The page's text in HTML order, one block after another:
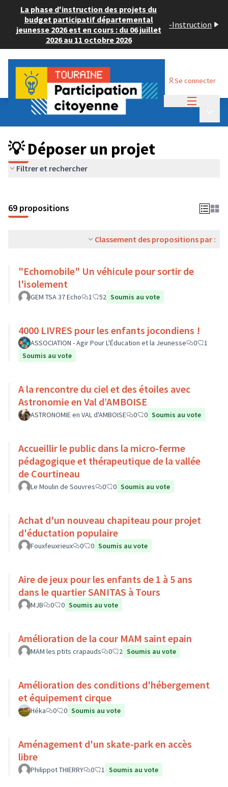
La phase d'instruction des projets du
budget participatif départemental
jeunesse 2026 est en cours : du 06 juillet
2026 au 11 octobre 2026
-Instruction
Se connecter
Budget Participatif ADULTE 2024
💡 Déposer un projet
💡 Déposer un projet
Filtrer et rechercher
69 propositions
Classement des propositions par :
"Echomobile" Un véhicule pour sortir de
l'isolement
GEM TSA 37 Echo 1 52 Soumis au vote
4000 LIVRES pour les enfants jocondiens !
ASSOCIATION - Agir Pour L'Éducation et la Jeunesse 0
1
Soumis au vote
A la rencontre du ciel et des étoiles avec
Astronomie en Val d’AMBOISE
ASTRONOMIE en VAL d'AMBOISE 0 0 Soumis au vote
Accueillir le public dans la micro-ferme
pédagogique et thérapeutique de la vallée
de Courtineau
Le Moulin de Souvres 0 0 Soumis au vote
Achat d'un nouveau chapiteau pour projet
d'éductation populaire
Fouxfeuxrieux 0 0 Soumis au vote
Aire de jeux pour les enfants de 1 à 5 ans
dans le quartier SANITAS à Tours
MJB 0 0 Soumis au vote
Amélioration de la cour MAM saint epain
MAM les ptits crapauds 0 2 Soumis au vote
Amélioration des conditions d'hébergement
et équipement cirque
Héka 0 0 Soumis au vote
Aménagement d'un skate-park en accès
libre
Philippot THIERRY 0 1 Soumis au vote